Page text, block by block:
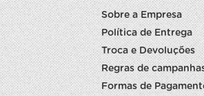
Sobre a Empresa
Política de Entrega
Troca e Devoluções
Regras de
Formas de